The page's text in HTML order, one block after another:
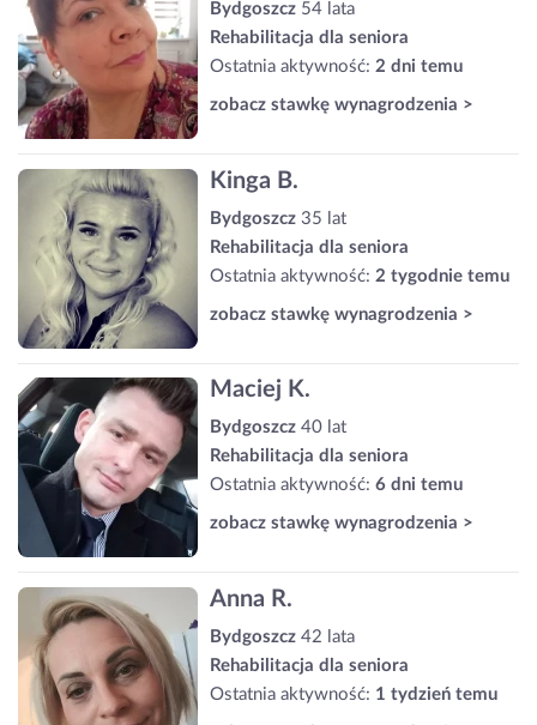
Bydgoszcz 54 lata
Rehabilitacja dla seniora
Ostatnia aktywność: 2 dni temu
zobacz stawkę wynagrodzenia >
Kinga B.
Bydgoszcz 35 lat
Rehabilitacja dla seniora
Ostatnia aktywność: 2 tygodnie temu
zobacz stawkę wynagrodzenia >
Maciej K.
Bydgoszcz 40 lat
Rehabilitacja dla seniora
Ostatnia aktywność: 6 dni temu
zobacz stawkę wynagrodzenia >
Anna R.
Bydgoszcz 42 lata
Rehabilitacja dla seniora
Ostatnia aktywność: 1 tydzień temu